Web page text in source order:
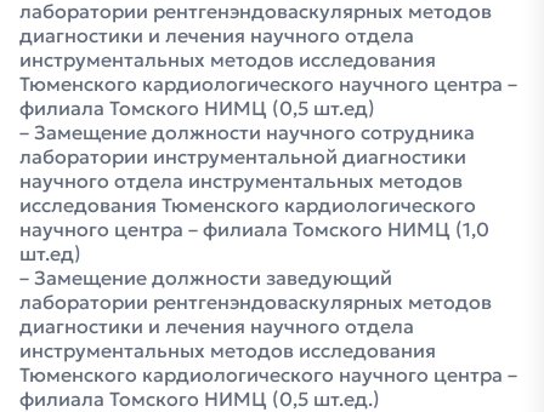
лаборатории рентгенэндоваскулярных методов
диагностики и лечения научного отдела
инструментальных методов исследования
Тюменского кардиологического научного центра –
филиала Томского НИМЦ (0,5 шт.ед)
Замещение должности научного сотрудника
лаборатории инструментальной диагностики
научного отдела инструментальных методов
исследования Тюменского кардиологического
научного центра – филиала Томского НИМЦ (1,0
шт.ед)
Замещение должности заведующий
лаборатории рентгенэндоваскулярных методов
диагностики и лечения научного отдела
инструментальных методов исследования
Тюменского кардиологического научного центра –
филиала Томского НИМЦ (0,5 шт.ед.)